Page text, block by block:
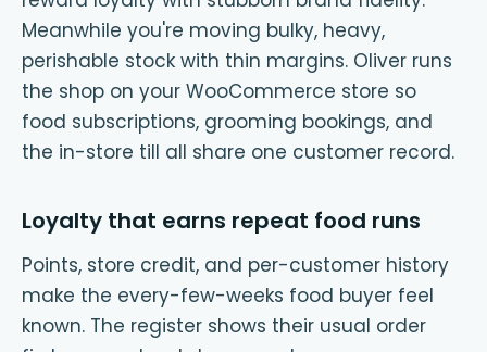
Meanwhile you're moving bulky, heavy,
perishable stock with thin margins. Oliver runs
the shop on your WooCommerce store so
food subscriptions, grooming bookings, and
the in-store till all share one customer record.
Loyalty that earns repeat food runs
Points, store credit, and per-customer history
make the every-few-weeks food buyer feel
known. The register shows their usual order